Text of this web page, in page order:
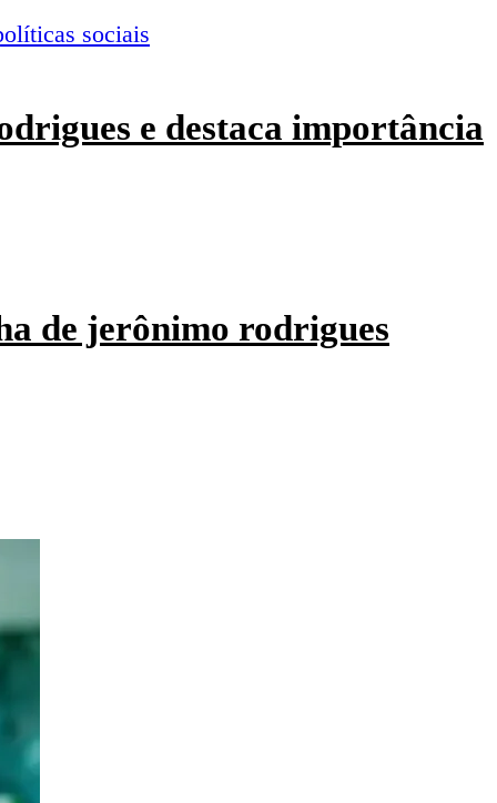
e destaca importância
de jerônimo rodrigues